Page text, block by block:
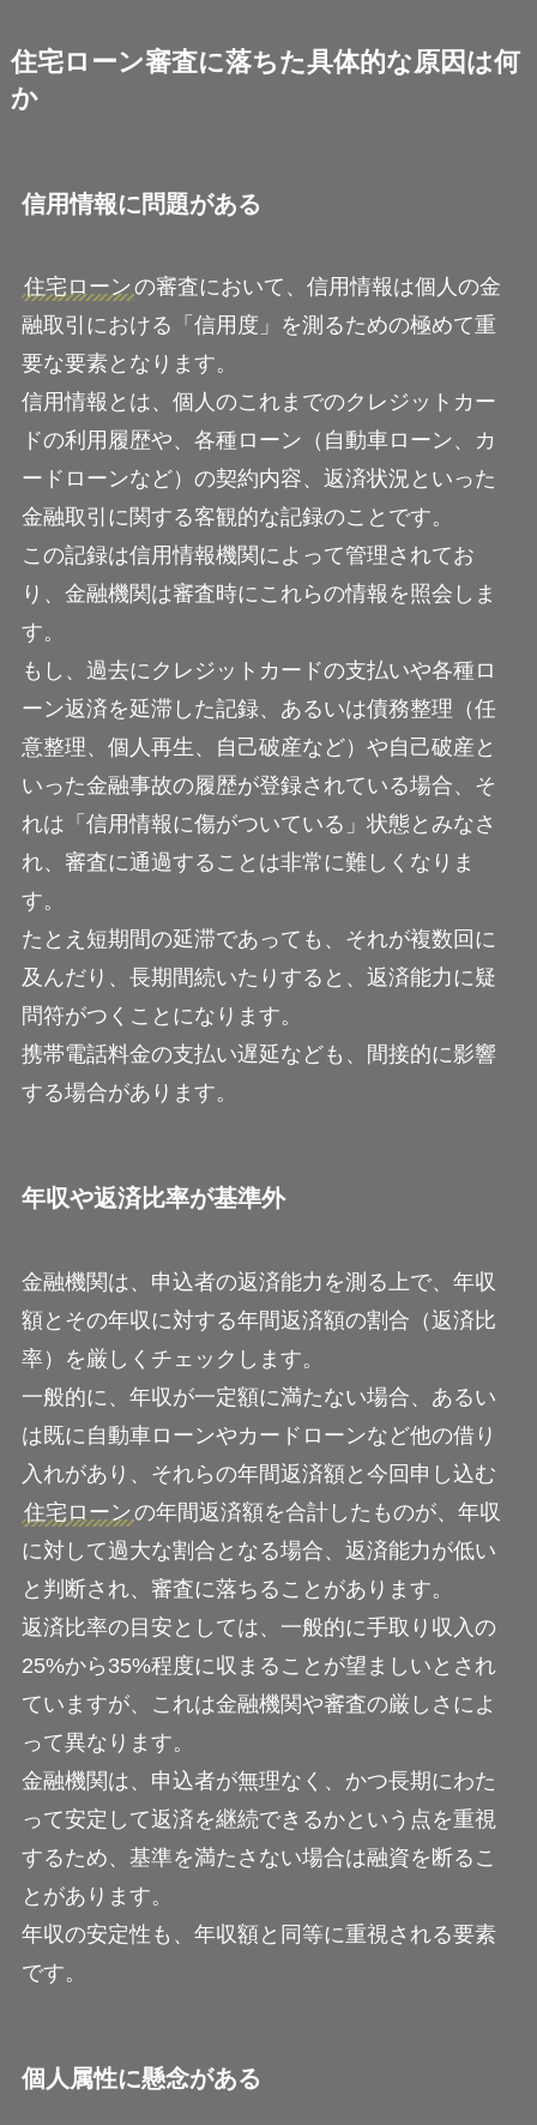
住宅ローン審査に落ちた具体的な原因は何
か
信用情報に問題がある
住宅ローンの審査において、信用情報は個人の金
融取引における「信用度」を測るための極めて重
要な要素となります。
信用情報とは、個人のこれまでのクレジットカー
ドの利用履歴や、各種ローン（自動車ローン、カ
ードローンなど）の契約内容、返済状況といった
金融取引に関する客観的な記録のことです。
この記録は信用情報機関によって管理されてお
り、金融機関は審査時にこれらの情報を照会しま
す。
もし、過去にクレジットカードの支払いや各種ロ
ーン返済を延滞した記録、あるいは債務整理（任
意整理、個人再生、自己破産など）や自己破産と
いった金融事故の履歴が登録されている場合、そ
れは「信用情報に傷がついている」状態とみなさ
れ、審査に通過することは非常に難しくなりま
す。
たとえ短期間の延滞であっても、それが複数回に
及んだり、長期間続いたりすると、返済能力に疑
問符がつくことになります。
携帯電話料金の支払い遅延なども、間接的に影響
する場合があります。
年収や返済比率が基準外
金融機関は、申込者の返済能力を測る上で、年収
額とその年収に対する年間返済額の割合（返済比
率）を厳しくチェックします。
一般的に、年収が一定額に満たない場合、あるい
は既に自動車ローンやカードローンなど他の借り
入れがあり、それらの年間返済額と今回申し込む
住宅ローンの年間返済額を合計したものが、年収
に対して過大な割合となる場合、返済能力が低い
と判断され、審査に落ちることがあります。
返済比率の目安としては、一般的に手取り収入の
25%から35%程度に収まることが望ましいとされ
ていますが、これは金融機関や審査の厳しさによ
って異なります。
金融機関は、申込者が無理なく、かつ長期にわた
って安定して返済を継続できるかという点を重視
するため、基準を満たさない場合は融資を断るこ
とがあります。
年収の安定性も、年収額と同等に重視される要素
です。
個人属性に懸念がある